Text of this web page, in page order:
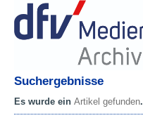
Suchergebnisse
Es wurde ein Artikel gefunden.